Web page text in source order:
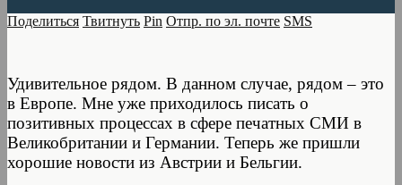
Поделиться Твитнуть Pin Отпр. по эл. почте SMS
Удивительное рядом. В данном случае, рядом – это
в Европе. Мне уже приходилось писать о
позитивных процессах в сфере печатных СМИ в
Великобритании и Германии. Теперь же пришли
хорошие новости из Австрии и Бельгии.